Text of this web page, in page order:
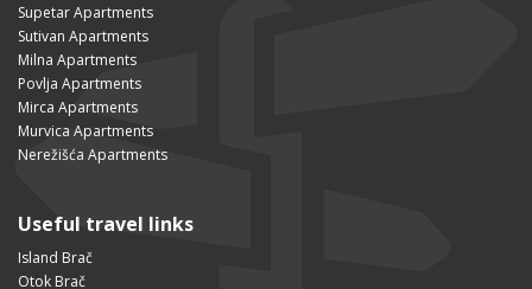
Supetar Apartments
Sutivan Apartments
Milna Apartments
Povlja Apartments
Mirca Apartments
Murvica Apartments
Nerežišća Apartments
Useful travel links
Island Brač
Otok Brač